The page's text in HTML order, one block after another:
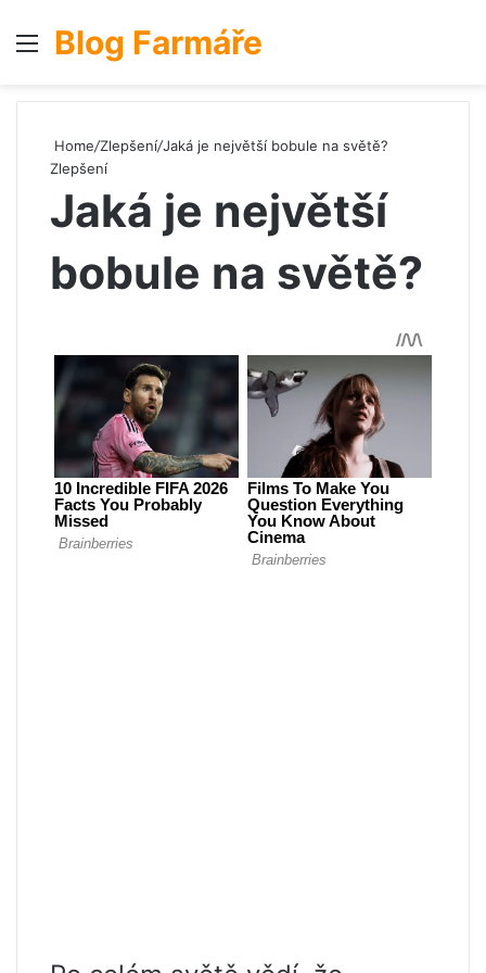
Menu
Blog Farmáře
Home/Zlepšení/Jaká je největší bobule na světě?
Zlepšení
Jaká je největší
bobule na světě?